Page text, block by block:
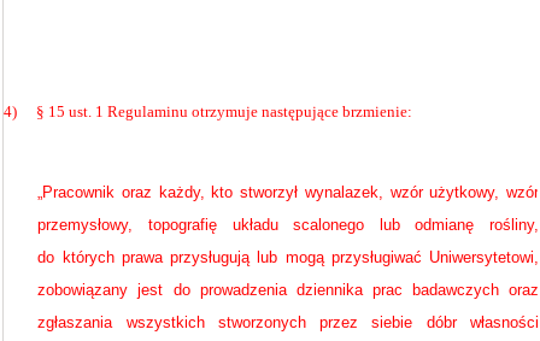
4) § 15 ust. 1 Regulaminu otrzymuje następujące brzmienie:
„Pracownik oraz każdy, kto stworzył wynalazek, wzór użytkowy, wzór
przemysłowy, topografię układu scalonego lub odmianę rośliny,
do których prawa przysługują lub mogą przysługiwać Uniwersytetowi,
zobowiązany jest do prowadzenia dziennika prac badawczych oraz
zgłaszania wszystkich stworzonych przez siebie dóbr własności